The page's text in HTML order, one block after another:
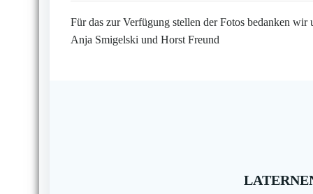
Für das zur Verfügung stellen der Fotos bedanken wir
Anja Smigelski und Horst Freund